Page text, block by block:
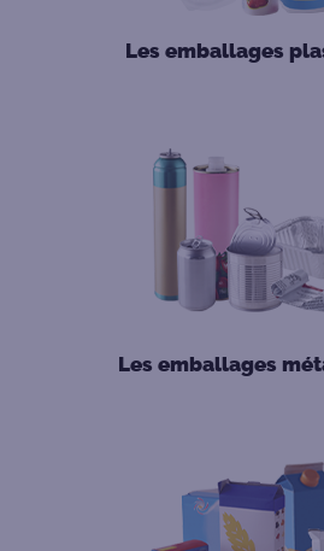
Les emballages
Les emballages